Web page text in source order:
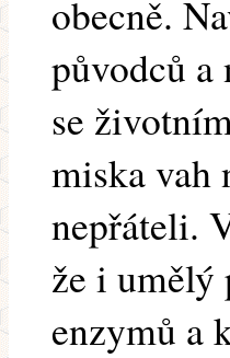
obecně.
původců a
se
miska vah
nepřáteli.
že i umělý
enzymů a